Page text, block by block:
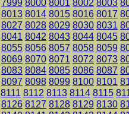
7999 8000 8001 8002 8003
8013 8014 8015 8016 8017
8027 8028 8029 8030 8031
8041 8042 8043 8044 8045
8055 8056 8057 8058 8059
8069 8070 8071 8072 8073
8083 8084 8085 8086 8087
8097 8098 8099 8100 8101
8111 8112 8113 8114 8115
8126 8127 8128 8129 8130